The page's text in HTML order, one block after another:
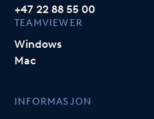
+47 22 88 55 00
TEAMVIEWER
Windows
Mac
INFORMASJON